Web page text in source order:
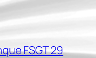
FSGT 29